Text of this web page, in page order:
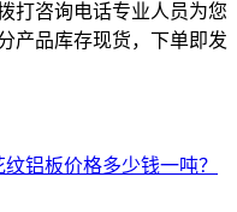
打咨询电话专业人员为您
产品库存现货，下单即发
铝板价格多少钱一吨？